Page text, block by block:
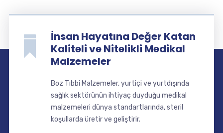
İnsan Hayatına Değer Katan
Kaliteli ve Nitelikli Medikal
Malzemeler
Boz Tıbbi Malzemeler, yurtiçi ve yurtdışında
sağlık sektörünün ihtiyaç duyduğu medikal
malzemeleri dünya standartlarında, steril
koşullarda üretir ve geliştirir.